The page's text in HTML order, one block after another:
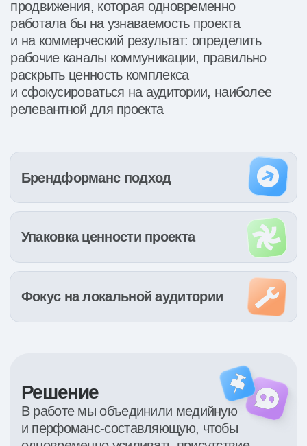
одновременно усиливать присутствие
проекта в поле аудитории и получать
обращения, а коммуникацию построили
вокруг статуса и ценности комплекса.
Решение 3
по разным сценариям
интереса аудитории, чтобы
Решение 4
позиционирование проекта
и адаптировали его
в рекламной подаче
Результаты
Совмещенный подход к продвижению дал
Результаты указаны за весь
период работы